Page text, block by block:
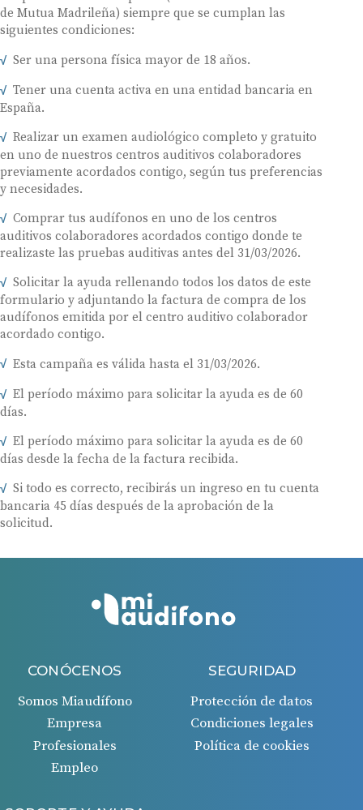
de Mutua Madrileña) siempre que se cumplan las
siguientes condiciones:
Ser una persona física mayor de 18 años.
Tener una cuenta activa en una entidad bancaria en
España.
Realizar un examen audiológico completo y gratuito
en uno de nuestros centros auditivos colaboradores
previamente acordados contigo, según tus preferencias
y necesidades.
Comprar tus audífonos en uno de los centros
auditivos colaboradores acordados contigo donde te
realizaste las pruebas auditivas antes del 31/03/2026.
Solicitar la ayuda rellenando todos los datos de este
formulario y adjuntando la factura de compra de los
audífonos emitida por el centro auditivo colaborador
acordado contigo.
Esta campaña es válida hasta el 31/03/2026.
El período máximo para solicitar la ayuda es de 60
días.
El período máximo para solicitar la ayuda es de 60
días desde la fecha de la factura recibida.
Si todo es correcto, recibirás un ingreso en tu cuenta
bancaria 45 días después de la aprobación de la
solicitud.
CONÓCENOS
Somos Miaudífono
Empresa
Profesionales
Empleo
SEGURIDAD
Protección de datos
Condiciones legales
Política de cookies